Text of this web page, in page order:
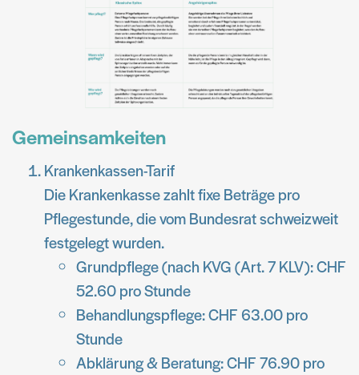
Gemeinsamkeiten
Krankenkassen-Tarif
Die Krankenkasse zahlt fixe Beträge pro
Pflegestunde, die vom Bundesrat schweizweit
festgelegt wurden.
Grundpflege (nach KVG (Art. 7 KLV): CHF
52.60 pro Stunde
Behandlungspflege: CHF 63.00 pro
Stunde
Abklärung & Beratung: CHF 76.90 pro